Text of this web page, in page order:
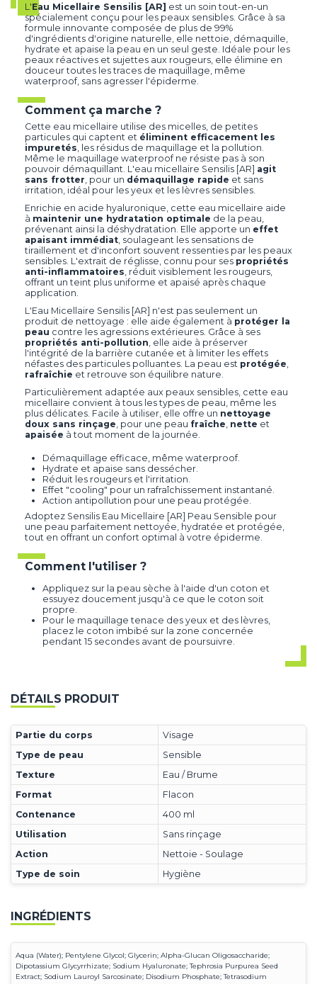
L'Eau Micellaire Sensilis [AR] est un soin tout-en-un
spécialement conçu pour les peaux sensibles. Grâce à sa
formule innovante composée de plus de 99%
d'ingrédients d'origine naturelle, elle nettoie, démaquille,
hydrate et apaise la peau en un seul geste. Idéale pour les
peaux réactives et sujettes aux rougeurs, elle élimine en
douceur toutes les traces de maquillage, même
waterproof, sans agresser l'épiderme.
Comment ça marche ?
Cette eau micellaire utilise des micelles, de petites
particules qui captent et éliminent efficacement les
impuretés, les résidus de maquillage et la pollution.
Même le maquillage waterproof ne résiste pas à son
pouvoir démaquillant. L'eau micellaire Sensilis [AR] agit
sans frotter, pour un démaquillage rapide et sans
irritation, idéal pour les yeux et les lèvres sensibles.
Enrichie en acide hyaluronique, cette eau micellaire aide
à maintenir une hydratation optimale de la peau,
prévenant ainsi la déshydratation. Elle apporte un effet
apaisant immédiat, soulageant les sensations de
tiraillement et d'inconfort souvent ressenties par les peaux
sensibles. L'extrait de réglisse, connu pour ses propriétés
anti-inflammatoires, réduit visiblement les rougeurs,
offrant un teint plus uniforme et apaisé après chaque
application.
L'Eau Micellaire Sensilis [AR] n'est pas seulement un
produit de nettoyage : elle aide également à protéger la
peau contre les agressions extérieures. Grâce à ses
propriétés anti-pollution, elle aide à préserver
l'intégrité de la barrière cutanée et à limiter les effets
néfastes des particules polluantes. La peau est protégée,
rafraîchie et retrouve son équilibre nature.
Particulièrement adaptée aux peaux sensibles, cette eau
micellaire convient à tous les types de peau, même les
plus délicates. Facile à utiliser, elle offre un nettoyage
doux sans rinçage, pour une peau fraîche, nette et
apaisée à tout moment de la journée.
Démaquillage efficace, même waterproof.
Hydrate et apaise sans dessécher.
Réduit les rougeurs et l'irritation.
Effet "cooling" pour un rafraîchissement instantané.
Action antipollution pour une peau protégée.
Adoptez Sensilis Eau Micellaire [AR] Peau Sensible pour
une peau parfaitement nettoyée, hydratée et protégée,
tout en offrant un confort optimal à votre épiderme.
Comment l'utiliser ?
Appliquez sur la peau sèche à l'aide d'un coton et
essuyez doucement jusqu'à ce que le coton soit
propre.
Pour le maquillage tenace des yeux et des lèvres,
placez le coton imbibé sur la zone concernée
pendant 15 secondes avant de poursuivre.
DÉTAILS PRODUIT
Partie du corps
Visage
Type de peau
Sensible
Texture
Eau / Brume
Format
Flacon
Contenance
400 ml
Utilisation
Sans rinçage
Action
Nettoie - Soulage
Type de soin
Hygiène
INGRÉDIENTS
Aqua (Water); Pentylene Glycol; Glycerin; Alpha-Glucan Oligosaccharide;
Dipotassium Glycyrrhizate; Sodium Hyaluronate; Tephrosia Purpurea Seed
Extract; Sodium Lauroyl Sarcosinate; Disodium Phosphate; Tetrasodium